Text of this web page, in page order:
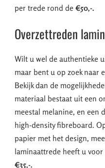
per trede rond de €50,-.
Overzettreden
Wilt u wel de authentieke
maar bent u op zoek naar
Bekijk dan de
materiaal bestaat uit een
meestal melanine, en een
high-density fibreboard.
papier met het design,
laminaattrede heeft u
€35,-.